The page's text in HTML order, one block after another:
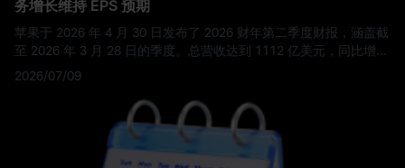
务增长维持 EPS 预期
苹果于 2026 年 4 月 30 日发布了 2026 财年第二季度财报，涵盖截
至 2026 年 3 月 28 日的季度。总营收达到 1112 亿美元，同比增长
17%，摊薄后每股收益（EPS）增长 22% 至 2.01 美元。苹果表
示，该季度创下了公司 3 月份季度的总营收、iPhone 营收和 EPS
纪录，同时服务业务营收也创下历史新高。 这不仅仅是一份常规的
硬件周期财报。苹果第二季度的业绩证明，iPhone 需求、服务业务
增长以及积极的资本回报计划仍在共同支撑着该公司强大的 EPS 增
长故事。对于寻找下一个苹果财报或 AAPL 财报更新的投资者而
2026/07/09